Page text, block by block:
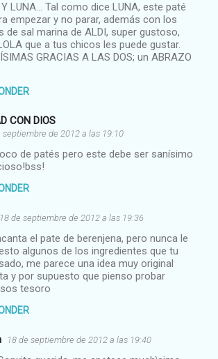
LUNA... Tal como dice LUNA, este paté
empezar y no parar, además con los
de sal marina de ALDI, super gustoso,
que a tus chicos les puede gustar.
GRACIAS A LAS DOS; un ABRAZO
CON DIOS
septiembre de 2012 a las 19:10
de patés pero este debe ser sanísimo
18 de septiembre de 2012 a las 19:36
el pate de berenjena, pero nunca le
algunos de los ingredientes que tu
me parece una idea muy original
y por supuesto que pienso probar
tesoro
18 de septiembre de 2012 a las 19:40